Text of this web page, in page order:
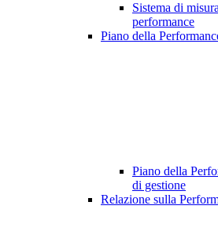
Sistema di
performance
Piano della
Piano della
di gestione
Relazione sulla